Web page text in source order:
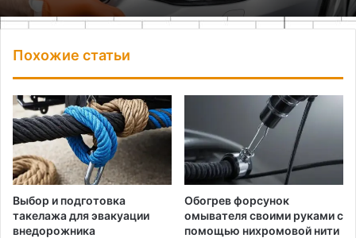
Похожие статьи
Выбор и подготовка
такелажа для эвакуации
внедорожника
Обогрев форсунок
омывателя своими руками с
помощью нихромовой нити